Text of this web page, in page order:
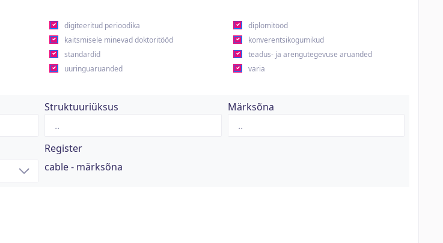
digiteeritud perioodika
diplomitööd
kaitsmisele minevad doktoritööd
konverentsikogumikud
standardid
teadus- ja arengutegevuse aruanded
uuringuaruanded
varia
Struktuuriüksus Märksõna
Register
cable - märksõna